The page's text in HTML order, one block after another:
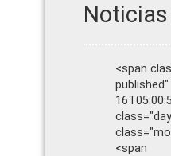
<span
<span